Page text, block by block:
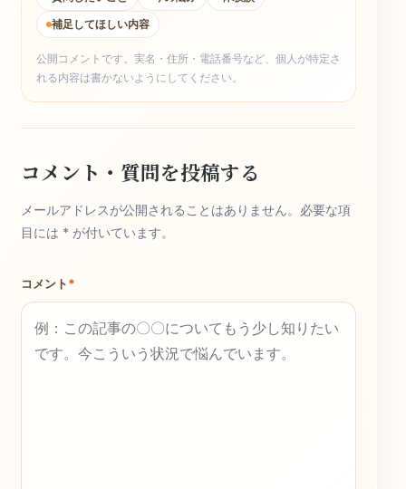
補足してほしい内容
公開コメントです。実名・住所・電話番号など、個人が特定さ
れる内容は書かないようにしてください。
コメント・質問を投稿する
メールアドレスが公開されることはありません。必要な項
目には * が付いています。
コメント*